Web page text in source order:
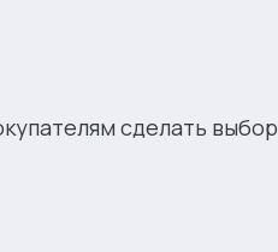
сделать выбор